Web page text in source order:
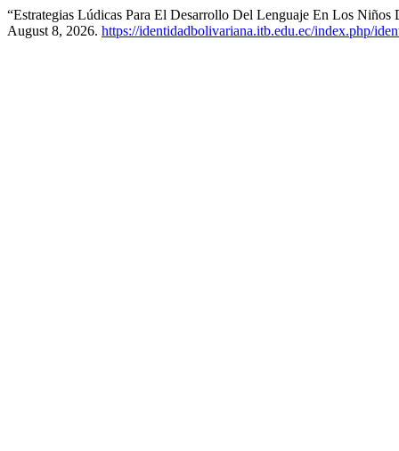
“Estrategias Lúdicas Para El Desarrollo Del Lenguaje En Los Niños
August 8, 2026. https://identidadbolivariana.itb.edu.ec/index.php/